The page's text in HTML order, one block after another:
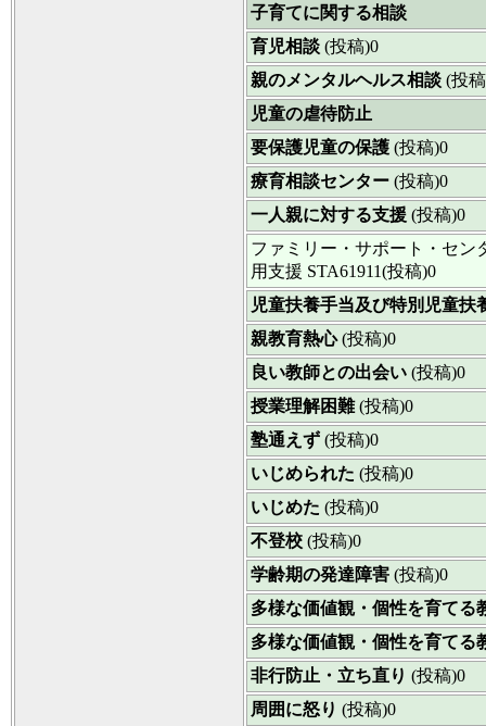
子育てに関する相談
育児相談 (投稿)0
親のメンタルヘルス相談 (投
児童の虐待防止
要保護児童の保護 (投稿)0
療育相談センター (投稿)0
一人親に対する支援 (投稿)0
ファミリー・サポート・セン
用支援 STA61911(投稿)0
児童扶養手当及び特別児童
親教育熱心(投稿)0
良い教師との出会い (投稿)0
授業理解困難(投稿)0
塾通えず (投稿)0
いじめられた (投稿)0
いじめた (投稿)0
不登校 (投稿)0
学齢期の発達障害 (投稿)0
多様な価値観・個性を育てる
多様な価値観・個性を育てる
非行防止・立ち直り (投稿)0
周囲に怒り (投稿)0